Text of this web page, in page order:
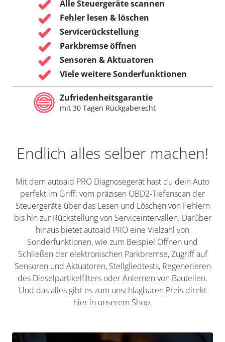
Alle Steuergeräte scannen
Fehler lesen & löschen
Servicerückstellung
Parkbremse öffnen
Sensoren & Aktuatoren
Viele weitere Sonderfunktionen
Zufriedenheitsgarantie
mit 30 Tagen Rückgaberecht
Endlich alles selber machen!
Mit dem autoaid PRO Diagnosegerät hast du dein Auto
perfekt im Griff: vom präzisen OBD2-Tiefenscan der
Steuergeräte über das Lesen und Löschen von Fehlern
bis hin zur Rückstellung von Serviceintervallen. Darüber
hinaus bietet autoaid PRO eine Vielzahl von
Sonderfunktionen, wie zum Beispiel Öffnen und
Schließen der elektronischen Parkbremse, Zugriff auf
Sensoren und Aktuatoren, Stellgliedtests, Regenerieren
des Dieselpartikelfilters oder Anlernen von Bauteilen.
Und das alles gibt es zum unschlagbaren Preis direkt
hier in unserem Shop.